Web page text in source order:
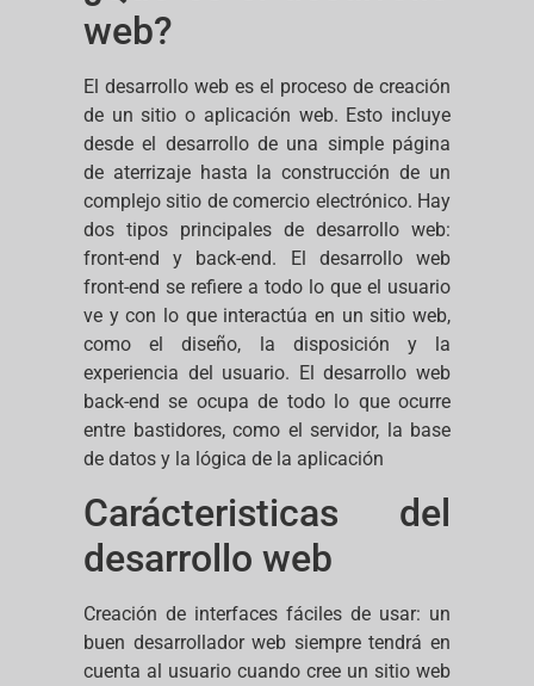
web?
El desarrollo web es el proceso de creación
de un sitio o aplicación web. Esto incluye
desde el desarrollo de una simple página
de aterrizaje hasta la construcción de un
complejo sitio de comercio electrónico. Hay
dos tipos principales de desarrollo web:
front-end y back-end. El desarrollo web
front-end se refiere a todo lo que el usuario
ve y con lo que interactúa en un sitio web,
como el diseño, la disposición y la
experiencia del usuario. El desarrollo web
back-end se ocupa de todo lo que ocurre
entre bastidores, como el servidor, la base
de datos y la lógica de la aplicación
Carácteristicas del
desarrollo web
Creación de interfaces fáciles de usar: un
buen desarrollador web siempre tendrá en
cuenta al usuario cuando cree un sitio web